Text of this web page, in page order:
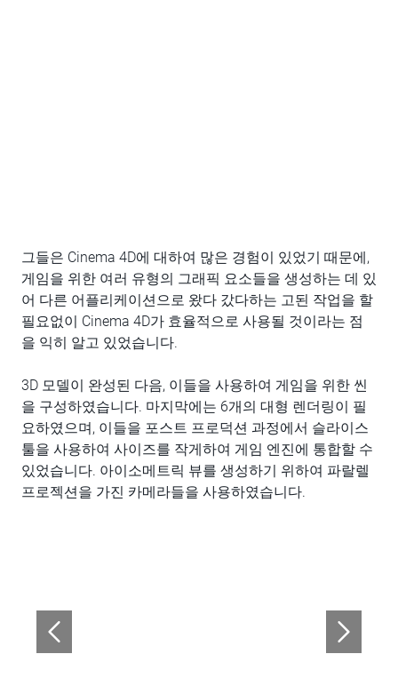
그들은 Cinema 4D에 대하여 많은 경험이 있었기 때문에,
게임을 위한 여러 유형의 그래픽 요소들을 생성하는 데 있
어 다른 어플리케이션으로 왔다 갔다하는 고된 작업을 할
필요없이 Cinema 4D가 효율적으로 사용될 것이라는 점
을 익히 알고 있었습니다.
3D 모델이 완성된 다음, 이들을 사용하여 게임을 위한 씬
을 구성하였습니다. 마지막에는 6개의 대형 렌더링이 필
요하였으며, 이들을 포스트 프로덕션 과정에서 슬라이스
툴을 사용하여 사이즈를 작게하여 게임 엔진에 통합할 수
있었습니다. 아이소메트릭 뷰를 생성하기 위하여 파랄렐
프로젝션을 가진 카메라들을 사용하였습니다.